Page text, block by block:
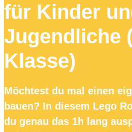
für Kinder
Jugendliche
Klasse)
Möchtest du mal einen
bauen? In diesem Lego
du genau das 1h lang